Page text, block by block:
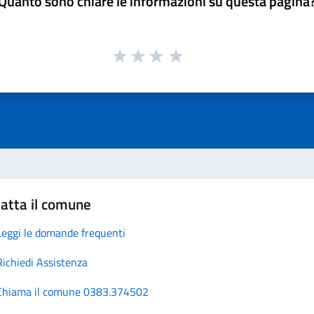
il comune
le domande frequenti
Assistenza
il comune 0383.374502